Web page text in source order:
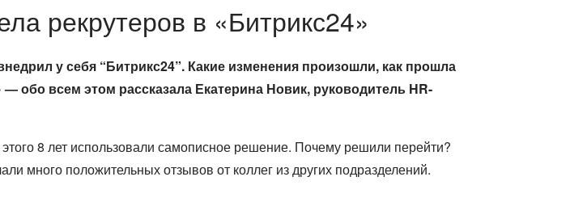
рекрутеров в «Битрикс24»
у себя “Битрикс24”. Какие изменения произошли, как прошла
обо всем этом рассказала Екатерина Новик, руководитель HR-
8 лет использовали самописное решение. Почему решили перейти?
много положительных отзывов от коллег из других подразделений.